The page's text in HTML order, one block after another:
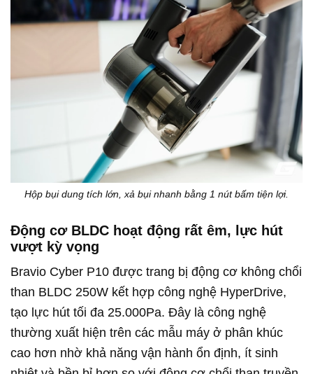
Hộp bụi dung tích lớn, xả bụi nhanh bằng 1 nút bấm tiện lợi.
Động cơ BLDC hoạt động rất êm, lực hút
vượt kỳ vọng
Bravio Cyber P10 được trang bị động cơ không chổi
than BLDC 250W kết hợp công nghệ HyperDrive,
tạo lực hút tối đa 25.000Pa. Đây là công nghệ
thường xuất hiện trên các mẫu máy ở phân khúc
cao hơn nhờ khả năng vận hành ổn định, ít sinh